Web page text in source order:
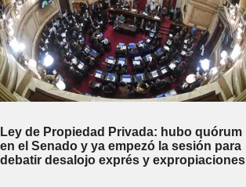
Ley de Propiedad Privada: hubo quórum
en el Senado y ya empezó la sesión para
debatir desalojo exprés y expropiaciones